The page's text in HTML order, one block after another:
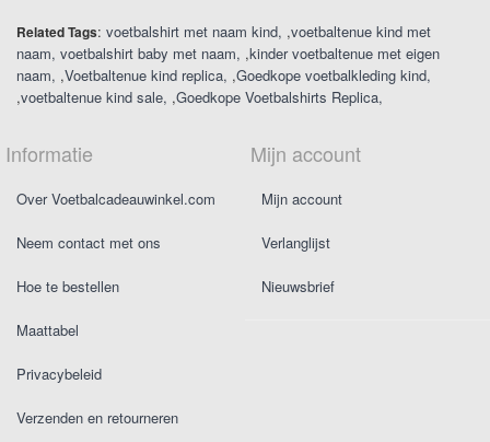
Related Tags: voetbalshirt met naam kind ,voetbaltenue kind met
naam voetbalshirt baby met naam ,kinder voetbaltenue met eigen
naam ,Voetbaltenue kind replica ,Goedkope voetbalkleding kind
,voetbaltenue kind sale ,Goedkope Voetbalshirts Replica
Informatie
Over Voetbalcadeauwinkel.com
Neem contact met ons
Hoe te bestellen
Maattabel
Privacybeleid
Verzenden en retourneren
Mijn account
Mijn account
Verlanglijst
Nieuwsbrief